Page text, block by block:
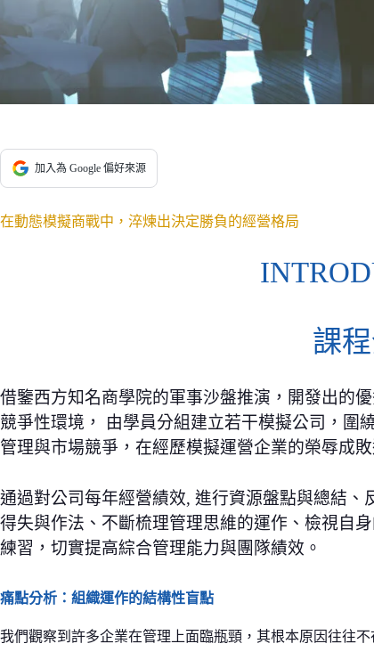
加入為 Google 偏好來源
在動態模擬商戰中，淬煉出決定勝負的經營格局
課
借鑒西方知名商學院的軍事沙盤推演，開發出的
競爭性環境， 由學員分組建立若干模擬公司，圍
管理與市場競爭，在經歷模擬運營企業的榮辱成
通過對公司每年經營績效, 進行資源盤點與總結
得失與作法、不斷梳理管理思維的運作、檢視自
練習，切實提高綜合管理能力與團隊績效。
痛點分析：組織運作的結構性盲點
我們觀察到許多企業在管理上面臨瓶頸，其根本原因往往